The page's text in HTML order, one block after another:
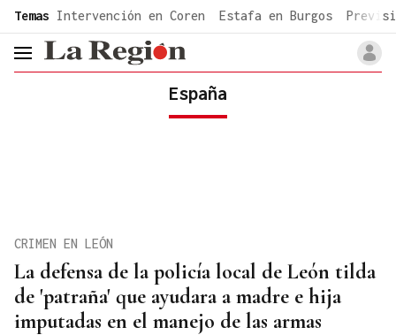
common.go-to-content
Temas Intervención en Coren Estafa en Burgos
header.menu.open
España
La defensa de la policía local de León tilda
de 'patraña' que ayudara a madre e hija
imputadas en el manejo de las armas
CRIMEN EN LEÓN